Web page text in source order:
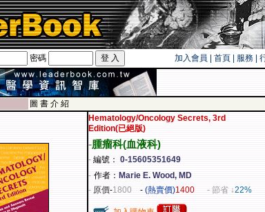
密碼 加入會員 首頁 服務
圖 書 介 紹
Hematology/Oncology Secrets, 3rd
Edition(已絕版)
-腫瘤科(血液科)
- 編號： 0-15605351649
- 作者： Marie E. Wood, MD
- 原價-1800 - (熱賣價)1400 - 節省 ↓22%